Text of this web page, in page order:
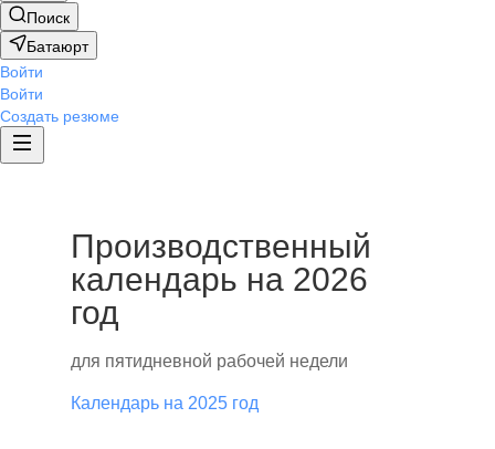
Поиск
Батаюрт
Войти
Войти
Создать резюме
Производственный
календарь на 2026
год
для пятидневной рабочей недели
Календарь на 2025 год